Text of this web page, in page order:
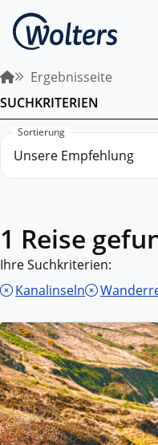
Ergebnisseite
SUCHKRITERIEN
Sortierung
1 Reise
Ihre Suchkriterien:
Kanalinseln